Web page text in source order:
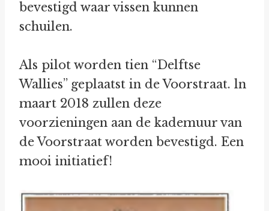
bevestigd waar vissen kunnen
schuilen.
Als pilot worden tien “Delftse
Wallies” geplaatst in de Voorstraat. ln
maart 2018 zullen deze
voorzieningen aan de kademuur van
de Voorstraat worden bevestigd. Een
mooi initiatief!